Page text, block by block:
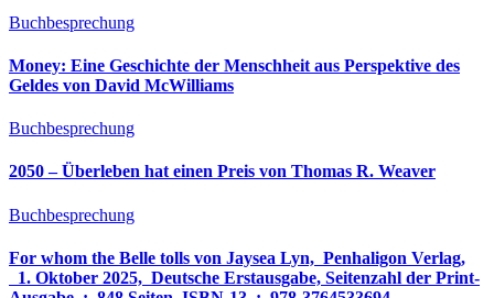
Buchbesprechung
Money: Eine Geschichte der Menschheit aus Perspektive des
Geldes von David McWilliams
Buchbesprechung
2050 – Überleben hat einen Preis von Thomas R. Weaver
Buchbesprechung
For whom the Belle tolls von Jaysea Lyn, ‎ Penhaligon Verlag,
‎ 1. Oktober 2025, ‎ Deutsche Erstausgabe, Seitenzahl der Print-